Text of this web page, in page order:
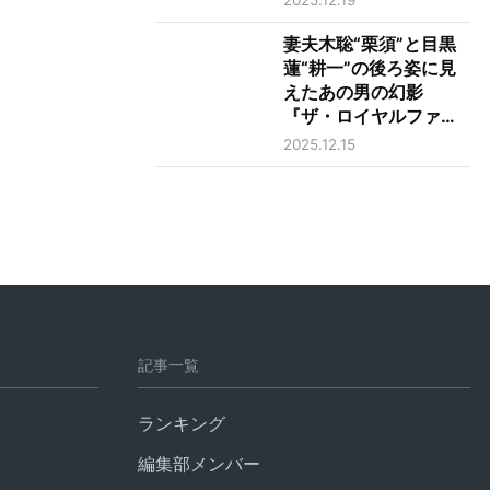
ュー
妻夫木聡“栗須”と目黒
蓮“耕一”の後ろ姿に見
えたあの男の幻影
『ザ・ロイヤルファミ
リー』最終話
2025.12.15
記事一覧
ランキング
編集部メンバー